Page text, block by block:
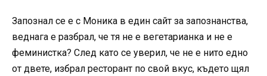
Запознал се е с Моника в един сайт за запознанства,
веднага е разбрал, че тя не е вегетарианка и не е
феминистка? След като се уверил, че не е нито едно
от двете, избрал ресторант по свой вкус, където щял